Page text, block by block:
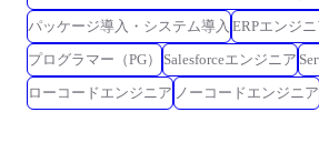
パッケージ導入・システム導入 ERPエンジニ
プログラマー（PG）
Salesforceエンジニア
ローコードエンジニア ノーコードエンジニア